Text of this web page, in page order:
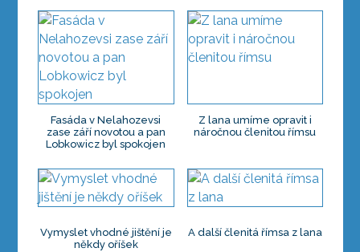
Fasáda v Nelahozevsi
zase září novotou a pan
Lobkowicz byl spokojen
Z lana umíme opravit i
náročnou členitou římsu
Vymyslet vhodné jištění je
někdy oříšek
A další členitá římsa z lana